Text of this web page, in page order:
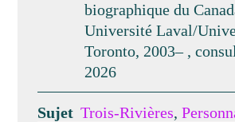
biographique du
Université Laval/
Toronto, 2003– ,
2026
Sujet Trois-Rivières,